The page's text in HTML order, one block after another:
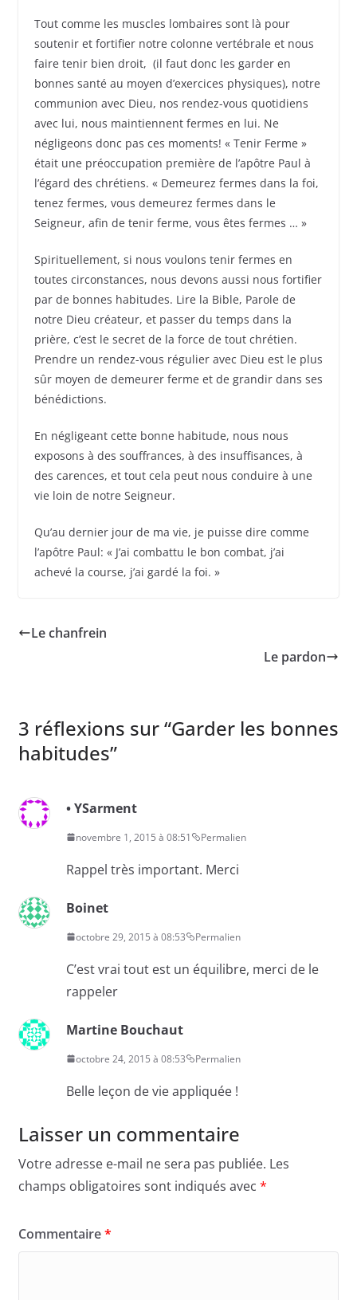
Tout comme les muscles lombaires sont là pour
soutenir et fortifier notre colonne vertébrale et nous
faire tenir bien droit, (il faut donc les garder en
bonnes santé au moyen d’exercices physiques), notre
communion avec Dieu, nos rendez-vous quotidiens
avec lui, nous maintiennent fermes en lui. Ne
négligeons donc pas ces moments! « Tenir Ferme »
était une préoccupation première de l’apôtre Paul à
l’égard des chrétiens. « Demeurez fermes dans la foi,
tenez fermes, vous demeurez fermes dans le
Seigneur, afin de tenir ferme, vous êtes fermes … »
Spirituellement, si nous voulons tenir fermes en
toutes circonstances, nous devons aussi nous fortifier
par de bonnes habitudes. Lire la Bible, Parole de
notre Dieu créateur, et passer du temps dans la
prière, c’est le secret de la force de tout chrétien.
Prendre un rendez-vous régulier avec Dieu est le plus
sûr moyen de demeurer ferme et de grandir dans ses
bénédictions.
En négligeant cette bonne habitude, nous nous
exposons à des souffrances, à des insuffisances, à
des carences, et tout cela peut nous conduire à une
vie loin de notre Seigneur.
Qu’au dernier jour de ma vie, je puisse dire comme
l’apôtre Paul: « J’ai combattu le bon combat, j’ai
achevé la course, j’ai gardé la foi. »
Le chanfrein
Le pardon
3 réflexions sur “Garder les bonnes
habitudes”
• YSarment
novembre 1, 2015 à 08:51 Permalien
Rappel très important. Merci
Boinet
octobre 29, 2015 à 08:53 Permalien
C’est vrai tout est un équilibre, merci de le
rappeler
Martine Bouchaut
octobre 24, 2015 à 08:53 Permalien
Belle leçon de vie appliquée !
Laisser un commentaire
Votre adresse e-mail ne sera pas publiée. Les
champs obligatoires sont indiqués avec *
Commentaire*